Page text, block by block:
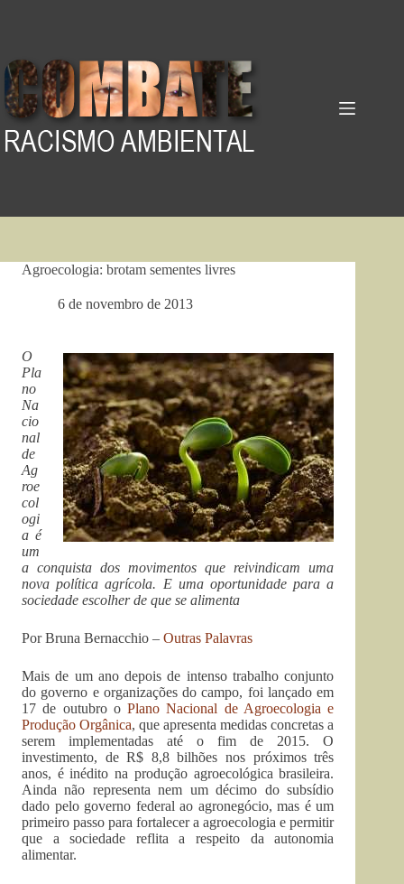
Agroecologia: brotam sementes livres
6 de novembro de 2013
O
Pla
no
Na
cio
nal
de
Ag
roe
col
ogi
a é
um
a conquista dos movimentos que reivindicam uma
nova política agrícola. E uma oportunidade para a
sociedade escolher de que se alimenta
Por Bruna Bernacchio – Outras Palavras
Mais de um ano depois de intenso trabalho conjunto
do governo e organizações do campo, foi lançado em
17 de outubro oPlano Nacional de Agroecologia e
Produção Orgânica, que apresenta medidas concretas a
serem implementadas até o fim de 2015. O
investimento, de R$ 8,8 bilhões nos próximos três
anos, é inédito na produção agroecológica brasileira.
Ainda não representa nem um décimo do subsídio
dado pelo governo federal ao agronegócio, mas é um
primeiro passo para fortalecer a agroecologia e permitir
que a sociedade reflita a respeito da autonomia
alimentar.